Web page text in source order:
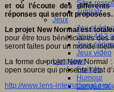
Sites
Tutorat
Jeux
Jeu et
Jeux 4/12
Jeux
Jeux vidéo
Langages
Ecriture
Humour
Langue
et où l’écoute des
réponses qui seront proposées.
Le projet New Normal est
pour être tous bénéficiaires des
seront faites pour un monde
La forme du projet New Normal :
open source qui présente l’état
http://www.lens-international.org/